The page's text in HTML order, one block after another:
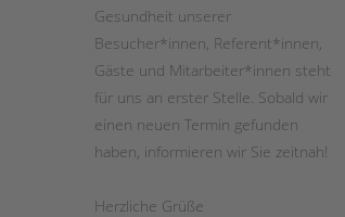
Gesundheit unserer
Besucher*innen, Referent*innen,
Gäste und Mitarbeiter*innen steht
für uns an erster Stelle. Sobald wir
einen neuen Termin gefunden
haben, informieren wir Sie zeitnah!
Herzliche Grüße